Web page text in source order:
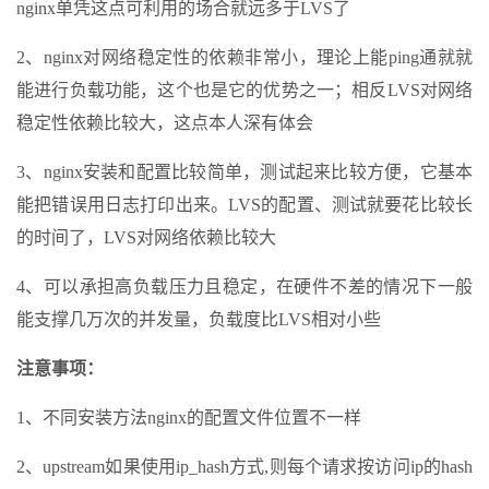
nginx单凭这点可利用的场合就远多于LVS了
2、nginx对网络稳定性的依赖非常小，理论上能ping通就就
能进行负载功能，这个也是它的优势之一；相反LVS对网络
稳定性依赖比较大，这点本人深有体会
3、nginx安装和配置比较简单，测试起来比较方便，它基本
能把错误用日志打印出来。LVS的配置、测试就要花比较长
的时间了，LVS对网络依赖比较大
4、可以承担高负载压力且稳定，在硬件不差的情况下一般
能支撑几万次的并发量，负载度比LVS相对小些
注意事项：
1、不同安装方法nginx的配置文件位置不一样
2、upstream如果使用ip_hash方式,则每个请求按访问ip的hash